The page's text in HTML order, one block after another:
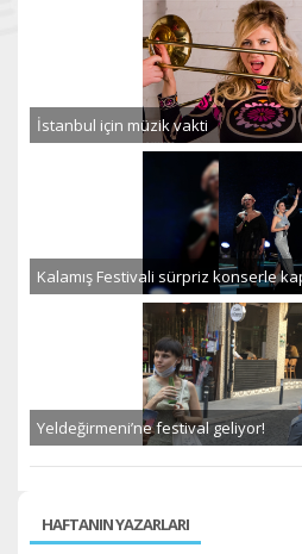
İstanbul için müzik vakti
Kalamış Festivali sürpriz konserle
Yeldeğirmeni’ne festival geliyor!
HAFTANIN YAZARLARI